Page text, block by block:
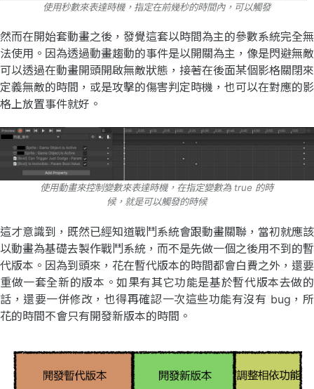
使用秒數來表達時機，指定在前幾秒的時間內，可以觸發
然而在開始套動畫之後，發覺這套以時間為主的參數系統完全無
法使用。因為透過動畫趨動的事件是以開關為主，像是閃避無敵
可以透過在動畫開頭開啟無敵狀態，接著在後面某個影格關閉來
定義無敵的時間，或是攻擊的傷害判定時機，也可以在對應的影
格上放置事件就好。
使用動畫來控制變數來表達時機，在指定變數為 true 的時
候，就是可以觸發的時候
這才意識到，既然已經知道戰鬥系統會跟動畫關聯，當初就應該
以動畫為基礎去製作戰鬥系統，而不是先做一個之後用不到的暫
代版本。因為到頭來，花在暫代版本的時間都會白費之外，還要
重做一套全新的版本。如果有其它功能是基於暫代版本去做的
話，還要一併修改，也得再確認一次這些功能有沒有 bug，所
花的時間不會只有開發新版本的時間。